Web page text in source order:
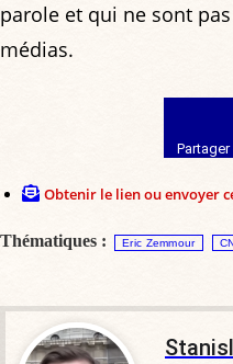
parole et qui ne sont
médias.
Obtenir le lien ou envoyer
Thématiques : Eric Zemmour